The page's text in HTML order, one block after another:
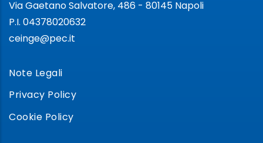
Via Gaetano Salvatore, 486 - 80145 Napoli
P.I. 04378020632
ceinge@pec.it
Note Legali
Privacy Policy
Cookie Policy